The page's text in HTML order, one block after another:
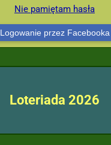
Nie pamiętam hasła
Logowanie przez Facebooka
Loteriada 2026